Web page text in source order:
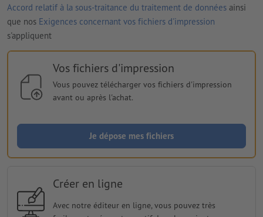
Accord relatif à la sous-traitance du traitement de données ainsi
que nos Exigences concernant vos fichiers d'impression
s'appliquent
Vos fichiers d'impression
Vous pouvez télécharger vos fichiers d'impression
avant ou après l'achat.
Je dépose mes fichiers
Créer en ligne
Avec notre éditeur en ligne, vous pouvez très